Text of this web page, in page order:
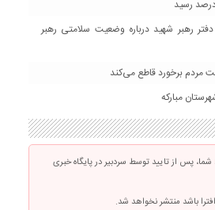
رهبر شهید درباره وضعیت سلامتی رهبر
مردم برخورد قاطع می‌کند
مبارکه
پس از تایید توسط سردبیر در پایگاه خبری
باشد منتشر نخواهد شد.